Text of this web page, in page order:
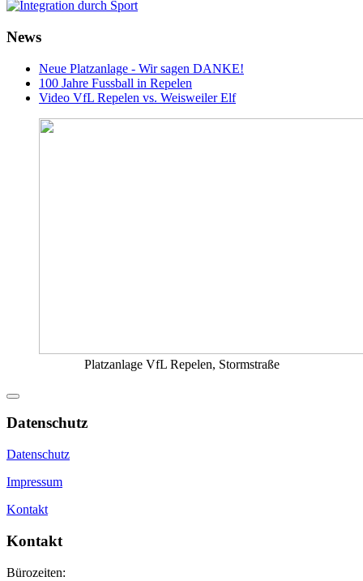
News
Neue Platzanlage - Wir sagen DANKE!
100 Jahre Fussball in Repelen
Video VfL Repelen vs. Weisweiler Elf
Platzanlage VfL Repelen, Stormstraße
Datenschutz
Datenschutz
Impressum
Kontakt
Kontakt
Bürozeiten: